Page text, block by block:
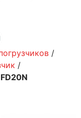
/
/